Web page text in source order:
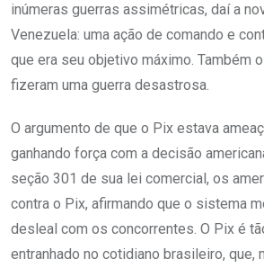
inúmeras guerras assimétricas, daí a
Venezuela: uma ação de comando e
que era seu objetivo máximo. Também
fizeram uma guerra desastrosa.
O argumento de que o Pix estava
ganhando força com a decisão
seção 301 de sua lei comercial, os
contra o Pix, afirmando que o sistema
desleal com os concorrentes. O Pix é
entranhado no cotidiano brasileiro, que,